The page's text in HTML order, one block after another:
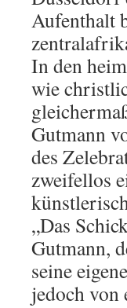
Aufenthalt
In den
wie
Gutmann
des
zweifellos
„Das
Gutmann,
seine
jedoch